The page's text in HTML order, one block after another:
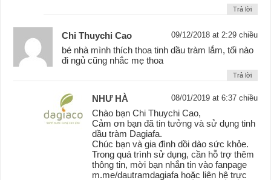
Trả lời
Chi Thuychi Cao 09/12/2018 at 2:29 chiều
bé nhà mình thích thoa tinh dầu tràm lắm, tối nào
đi ngủ cũng nhắc mẹ thoa
Trả lời
NHƯ HÀ 08/01/2019 at 6:37 chiều
Chào bạn Chi Thuychi Cao,
Cảm ơn bạn đã tin tưởng và sử dụng tinh
dầu tràm Dagiafa.
Chúc bạn và gia đình dồi dào sức khỏe.
Trong quá trình sử dụng, cần hỗ trợ thêm
thông tin, mời bạn nhắn tin vào fanpage
m.me/dautramdagiafa hoặc liên hệ trực